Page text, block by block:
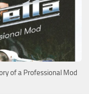
of a Professional Mod